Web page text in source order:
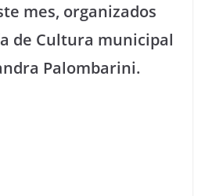
mes, organizados
de Cultura municipal
Palombarini.